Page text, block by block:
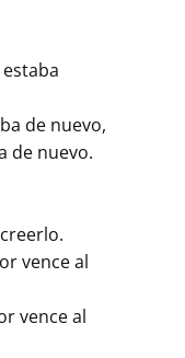
de nuevo,
de nuevo.
vence al
vence al